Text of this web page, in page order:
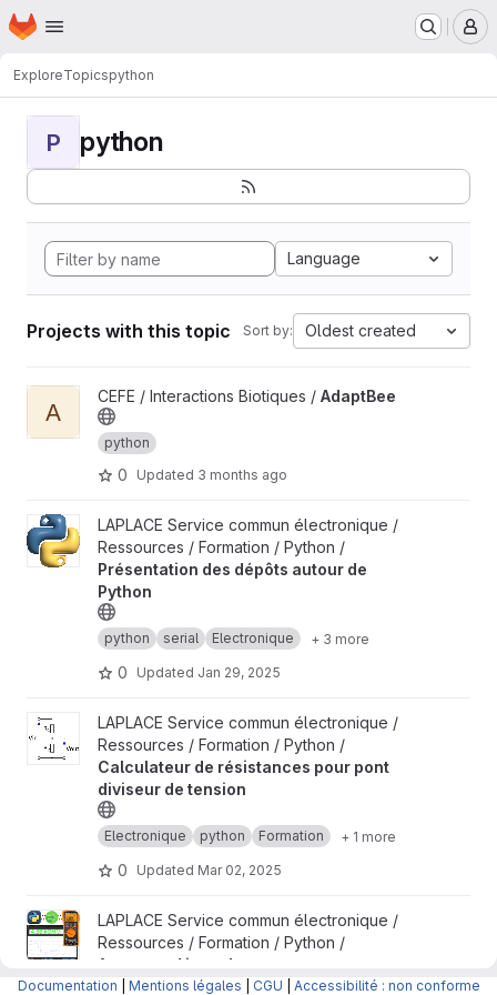
Skip to main content
Homepage
ExploreTopicspython
P python
Language
Projects with this topic Sort by: Oldest created
View AdaptBee project
A
CEFE / Interactions Biotiques / AdaptBee
python
0 Updated 3 months ago
View Présentation des dépôts autour de Python project
LAPLACE Service commun électronique /
Ressources / Formation / Python /
Présentation des dépôts autour de
Python
python serial Electronique + 3 more
0 Updated Jan 29, 2025
View Calculateur de résistances pour pont diviseur de tension
LAPLACE Service commun électronique /
Ressources / Formation / Python /
Calculateur de résistances pour pont
diviseur de tension
Electronique python Formation + 1 more
0 Updated Mar 02, 2025
View Automated impedance measurement project
LAPLACE Service commun électronique /
Ressources / Formation / Python /
Automated impedance measurement
Documentation Mentions légales CGU Accessibilité : non conforme